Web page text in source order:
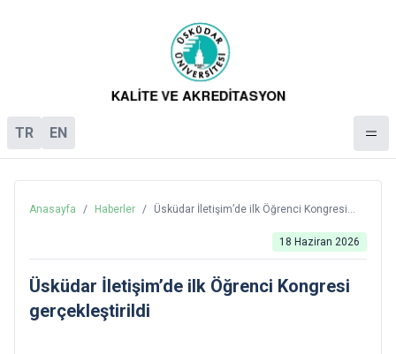
TR EN
Anasayfa / Haberler /
Üsküdar İletişim’de ilk Öğrenci Kongresi
18 Haziran 2026
Üsküdar İletişim’de ilk Öğrenci Kongresi
gerçekleştirildi